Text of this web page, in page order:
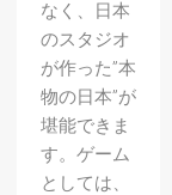
なく、日本
のスタジオ
が作った”本
物の日本”が
堪能できま
す。ゲーム
としては、